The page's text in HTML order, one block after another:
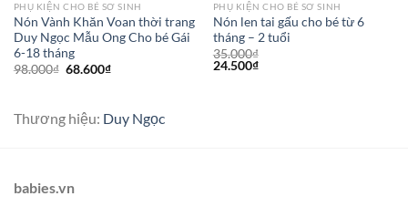
PHỤ KIỆN CHO BÉ SƠ SINH
Nón Vành Khăn Voan thời trang
Duy Ngọc Mẫu Ong Cho bé Gái
6-18 tháng
98.000₫ 68.600₫
Thương hiệu: Duy Ngọc
PHỤ KIỆN CHO BÉ SƠ SINH
Nón len tai gấu cho bé từ 6
tháng – 2 tuổi
35.000₫
24.500₫
babies.vn